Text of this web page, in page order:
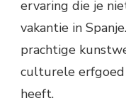
ervaring die je
vakantie in
prachtige
culturele
heeft.